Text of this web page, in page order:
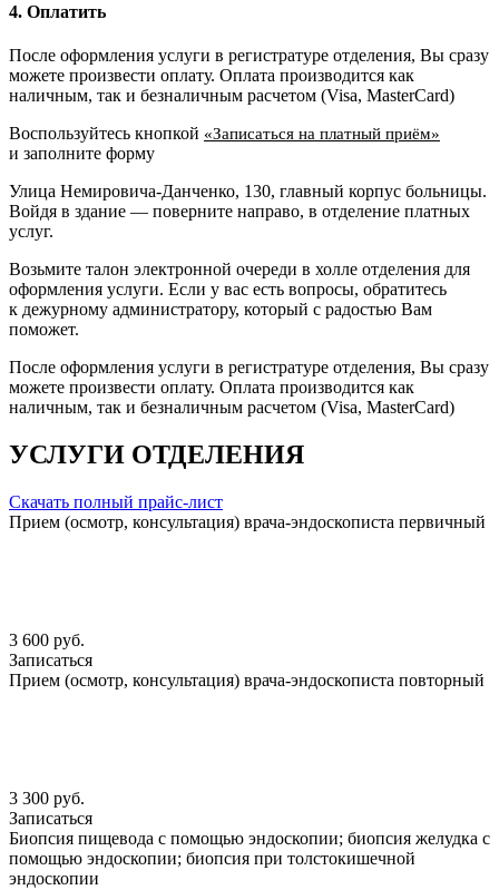
4. Оплатить
После оформления услуги в регистратуре отделения, Вы сразу
можете произвести оплату. Оплата производится как
наличным, так и безналичным расчетом (Visa, MasterCard)
Воспользуйтесь кнопкой «Записаться на платный приём»
и заполните форму
Улица Немировича-Данченко, 130, главный корпус больницы.
Войдя в здание — поверните направо, в отделение платных
услуг.
Возьмите талон электронной очереди в холле отделения для
оформления услуги. Если у вас есть вопросы, обратитесь
к дежурному администратору, который с радостью Вам
поможет.
После оформления услуги в регистратуре отделения, Вы сразу
можете произвести оплату. Оплата производится как
наличным, так и безналичным расчетом (Visa, MasterCard)
УСЛУГИ ОТДЕЛЕНИЯ
Скачать полный прайс-лист
Прием (осмотр, консультация) врача-эндоскописта первичный
3 600 руб.
Записаться
Прием (осмотр, консультация) врача-эндоскописта повторный
3 300 руб.
Записаться
Биопсия пищевода с помощью эндоскопии; биопсия желудка с
помощью эндоскопии; биопсия при толстокишечной
эндоскопии